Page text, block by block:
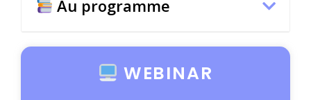
Au programme
WEBINAR